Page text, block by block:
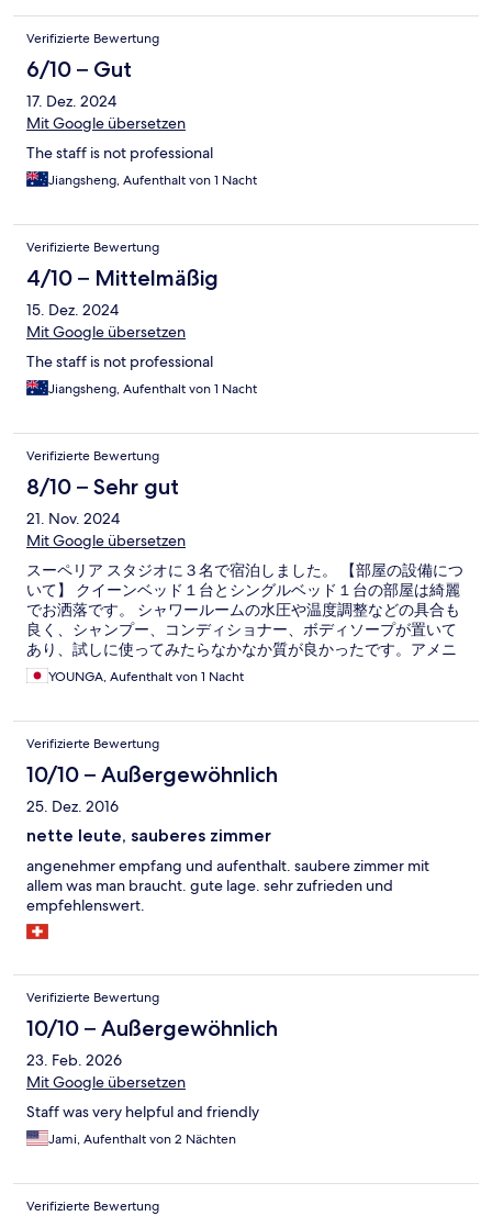
Verifizierte Bewertung
6/10 – Gut
17. Dez. 2024
Mit Google übersetzen
The staff is not professional
Jiangsheng, Aufenthalt von 1 Nacht
Verifizierte Bewertung
4/10 – Mittelmäßig
15. Dez. 2024
Mit Google übersetzen
The staff is not professional
Jiangsheng, Aufenthalt von 1 Nacht
Verifizierte Bewertung
8/10 – Sehr gut
21. Nov. 2024
Mit Google übersetzen
スーペリア スタジオに３名で宿泊しました。 【部屋の設備につ
いて】 クイーンベッド１台とシングルベッド１台の部屋は綺麗
でお洒落です。 シャワールームの水圧や温度調整などの具合も
良く、シャンプー、コンディショナー、ボディソープが置いて
あり、試しに使ってみたらなかなか質が良かったです。アメニ
ティにメイク落としがあるのも嬉しかったです。 キッチンには
電気コンロ、冷蔵庫、電子レンジ、ケトル、包丁、まな板、
皿、カトラリー、塩胡椒、パックのコーヒーや紅茶などがあり
ました。 【立地と環境】 静かなエリアですが壁はあまり厚くな
いです。私たちが宿泊したときは特に問題なく静かな夜を過ご
せました。 車で２分、歩いて１５分くらいの場所にレストラン
やショップが集まっているので立地が良いです。 【オプショ
ン】 駐車場、洗濯機、乾燥機が無料で使えます。 Wi-Fiも無料
で提供されてますが、利用登録をレセプションに依頼する必要
があります。 【チェックインとレセプション】 レセプションは
ありますが基本的に人がおらず、チェックインのやり方はメー
ルで送られてきます。 私はメールに気付かず返信をしなかった
ので電話を貰い説明を受けました。 Wi-Fiの利用登録を依頼した
り、質問があるときは電話かレセプションのドア前にあるイン
気よくこちらの要望や話を理解しようと頑張ってくれてたと思
うので、多少は英会話ができる！という人はビビる必要はない
です。 【余談】 チェックアウトをするとき、清掃スタッフの方
が日本語で話しかけてくれました。 日本に住んでたことがある
そうで日本語がとても上手だったしとても感じの良い方で、ま
たタウランガに行くときはここを利用したいなぁと思います。
YOUNGA, Aufenthalt von 1 Nacht
Verifizierte Bewertung
10/10 – Außergewöhnlich
25. Dez. 2016
nette leute, sauberes zimmer
angenehmer empfang und aufenthalt. saubere zimmer mit
allem was man braucht. gute lage. sehr zufrieden und
empfehlenswert.
Verifizierte Bewertung
10/10 – Außergewöhnlich
23. Feb. 2026
Mit Google übersetzen
Staff was very helpful and friendly
Jami, Aufenthalt von 2 Nächten
Verifizierte Bewertung